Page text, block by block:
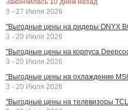
3 - 27 Июля 2026
"Выгодные цены на ридеры ONYX
3 - 20 Июля 2026
"Выгодные цены на корпуса
3 - 20 Июля 2026
"Выгодные цены на охлаждение
3 - 20 Июля 2026
"Выгодные цены на телевизоры